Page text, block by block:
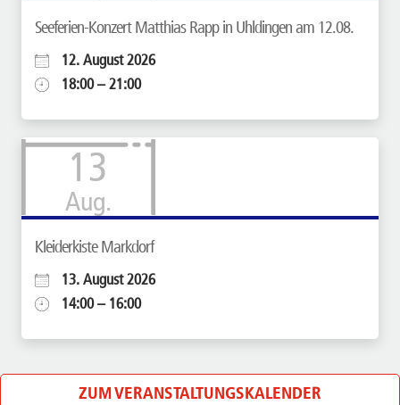
Seeferien-Konzert Matthias Rapp in Uhldingen am 12.08.
12. August 2026
18:00 – 21:00
13
Aug.
Kleiderkiste Markdorf
13. August 2026
14:00 – 16:00
ZUM VERANSTALTUNGSKALENDER